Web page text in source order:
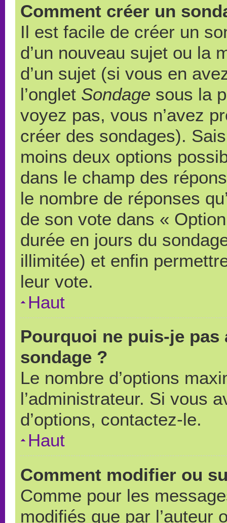
Comment créer un
Il est facile de créer un
d’un nouveau sujet ou la
d’un sujet (si vous en
l’onglet Sondage sous la
voyez pas, vous n’avez
créer des sondages).
moins deux options
dans le champ des
le nombre de réponses
de son vote dans «
durée en jours du
illimitée) et enfin
leur vote.
Haut
Pourquoi ne puis-je
sondage ?
Le nombre d’options
l’administrateur. Si vous
d’options, contactez-le.
Haut
Comment modifier ou
Comme pour les
modifiés que par l’auteur